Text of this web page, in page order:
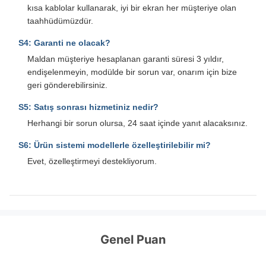
kısa kablolar kullanarak, iyi bir ekran her müşteriye olan
taahhüdümüzdür.
S4: Garanti ne olacak?
Maldan müşteriye hesaplanan garanti süresi 3 yıldır,
endişelenmeyin, modülde bir sorun var, onarım için bize
geri gönderebilirsiniz.
S5: Satış sonrası hizmetiniz nedir?
Herhangi bir sorun olursa, 24 saat içinde yanıt alacaksınız.
S6: Ürün sistemi modellerle özelleştirilebilir mi?
Evet, özelleştirmeyi destekliyorum.
Genel Puan